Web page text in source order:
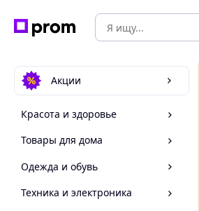
Акции
Красота и здоровье
Товары для дома
Одежда и обувь
Техника и электроника